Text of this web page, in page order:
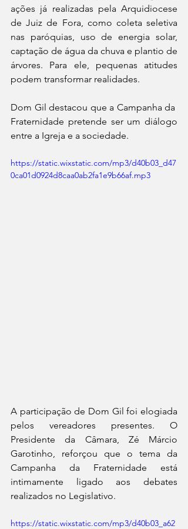
ações já realizadas pela Arquidiocese
de Juiz de Fora, como coleta seletiva
nas paróquias, uso de energia solar,
captação de água da chuva e plantio de
árvores. Para ele, pequenas atitudes
podem transformar realidades.
Dom Gil destacou que a Campanha da
Fraternidade pretende ser um diálogo
entre a Igreja e a sociedade.
https://static.wixstatic.com/mp3/d40b03_d47
0ca01d0924d8caa0ab2fa1e9b66af.mp3
A participação de Dom Gil foi elogiada
pelos vereadores presentes. O
Presidente da Câmara, Zé Márcio
Garotinho, reforçou que o tema da
Campanha da Fraternidade está
intimamente ligado aos debates
realizados no Legislativo.
https://static.wixstatic.com/mp3/d40b03_a62